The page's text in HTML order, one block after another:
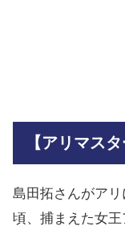
【アリマス
島田拓さんがア
頃、捕まえた女